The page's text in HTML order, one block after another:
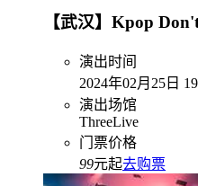
【武汉】Kpop
演出时间
2024年02月25日
演出场馆
ThreeLive
门票价格
99元起去购票